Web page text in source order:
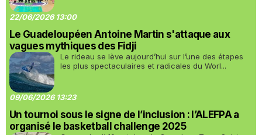
22/06/2026 13:00
Le Guadeloupéen Antoine Martin s'attaque aux
vagues mythiques des Fidji
Le rideau se lève aujourd’hui sur l’une des étapes
les plus spectaculaires et radicales du Worl...
09/06/2026 13:23
Un tournoi sous le signe de l’inclusion : l’ALEFPA a
organisé le basketball challenge 2025